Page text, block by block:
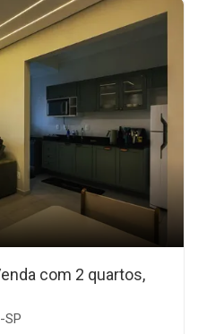
com 2 quartos,
SP